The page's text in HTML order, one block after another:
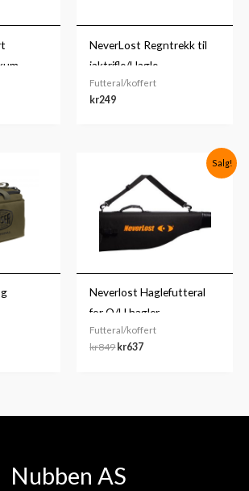
NeverLost Regntrekk til
jaktrifle/Hagle
Futteral/koffert
kr249
Salg!
Neverlost Haglefutteral
for O/U hagler
Futteral/koffert
kr849
var:
kr849.
kr637
er:
kr637.
Nubben AS